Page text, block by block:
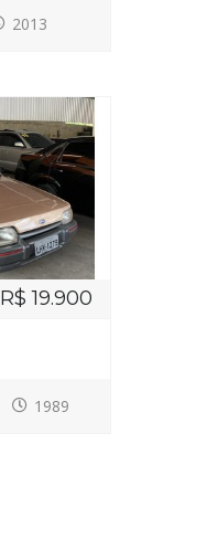
2013
R$ 19.900
1989